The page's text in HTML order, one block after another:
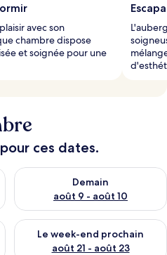
avec son
chambre dispose
et soignée pour une
ces dates.
soir août 8 - août 9
Demain
août 9 - août 10
Vérifier la disponibilité pour
end août 14 - août 16
Le week-end prochain
août 21 - août 23
Vérifier la disponibilité pour